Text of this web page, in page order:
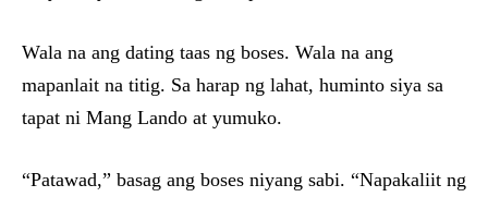
Wala na ang dating taas ng boses. Wala na ang
mapanlait na titig. Sa harap ng lahat, huminto siya sa
tapat ni Mang Lando at yumuko.
“Patawad,” basag ang boses niyang sabi. “Napakaliit ng